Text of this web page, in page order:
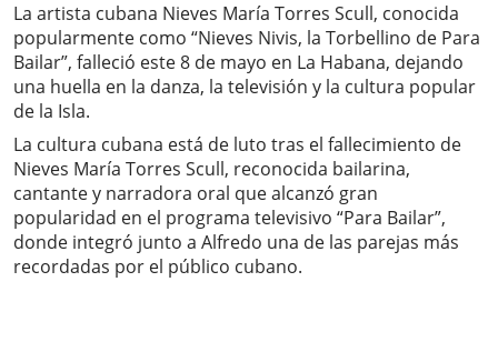
La artista cubana Nieves María Torres Scull, conocida
popularmente como “Nieves Nivis, la Torbellino de Para
Bailar”, falleció este 8 de mayo en La Habana, dejando
una huella en la danza, la televisión y la cultura popular
de la Isla.
La cultura cubana está de luto tras el fallecimiento de
Nieves María Torres Scull, reconocida bailarina,
cantante y narradora oral que alcanzó gran
popularidad en el programa televisivo “Para Bailar”,
donde integró junto a Alfredo una de las parejas más
recordadas por el público cubano.